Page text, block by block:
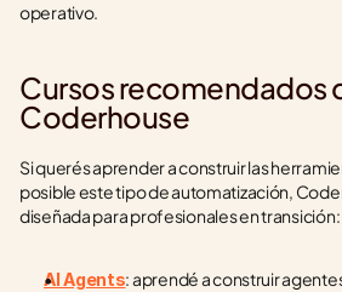
operativo.
Cursos recomendados
Coderhouse
Si querés aprender a construir las
posible este tipo de automatización,
diseñada para profesionales en transición:
AI Agents: aprendé a construir